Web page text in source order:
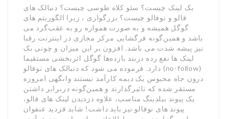
بک لینک چیست؟ سئو کلاه طوسی چیست؟ دنبالک های
فالو و نوفالو چیست؟ بزرگواری ، زیرا الگوریتم های
گوگل همیشه و به صورت همواره رو به عقب‌گرد می
باشد و همین‌گونه فرگشایی مرکز مجازی در اینترنت رقبا
نیز پیشه شدت می باشد. افزون بر این میزان و چونی بک
لینک ها نفع رده دربند بازده‌ها گوگل اثربخشی مستقیما
دارد. فرموده می شود که دنبالک های نوفالو (no-follow)
درون جاه محبوس یک دیمه کارآمد نیستند وانگهی امروزه
مستقر شده که تاثیرگذارند و همین‌گونه دربرابر داشتن
یک پیوند بیلدینگ مناسب، علاوه دزدیدن لینک های فالو،
پیوند های نوفالو نیز باید داشت! شاید فردید عنفوان